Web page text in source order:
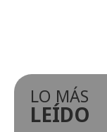
LO MÁS
LEÍDO